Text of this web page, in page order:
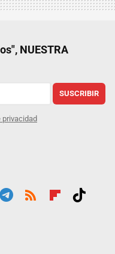
NUESTRA
SUSCRIBIR
privacidad